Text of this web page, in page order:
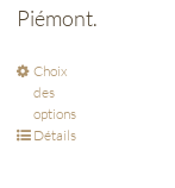
Piémont.
Choix
des
options
Détails